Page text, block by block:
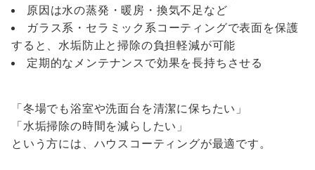
原因は水の蒸発・暖房・換気不足など
ガラス系・セラミック系コーティングで表面を保護
すると、水垢防止と掃除の負担軽減が可能
定期的なメンテナンスで効果を長持ちさせる
「冬場でも浴室や洗面台を清潔に保ちたい」
「水垢掃除の時間を減らしたい」
という方には、ハウスコーティングが最適です。